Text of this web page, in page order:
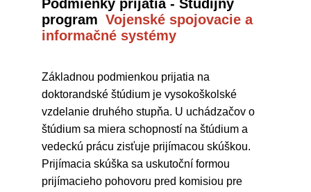
Podmienky prijatia - Študijný
program Vojenské spojovacie a
informačné systémy
Základnou podmienkou prijatia na
doktorandské štúdium je vysokoškolské
vzdelanie druhého stupňa. U uchádzačov o
štúdium sa miera schopností na štúdium a
vedeckú prácu zisťuje prijímacou skúškou.
Prijímacia skúška sa uskutoční formou
prijímacieho pohovoru pred komisiou pre